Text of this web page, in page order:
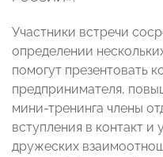
Участники встречи
определении
помогут презентовать
предпринимателя,
мини-тренинга члены
вступления в контакт и
дружеских